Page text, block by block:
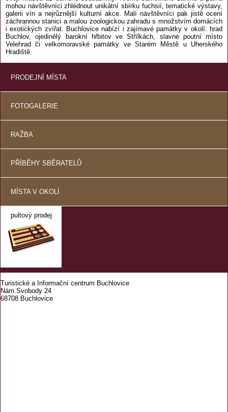
mohou návštěvníci zhlédnout unikátní sbírku fuchsií, tematické výstavy,
galerii vín a nejrůznější kulturní akce. Malí návštěvníci pak jistě ocení
záchrannou stanici a malou zoologickou zahradu s množstvím domácích
i exotických zvířat. Buchlovice nabízí i zajímavé památky v okolí: hrad
Buchlov, ojedinělý barokní hřbitov ve Střílkách, slavné poutní místo
Velehrad či velkomoravské památky ve Starém Městě u Uherského
Hradiště.
PRODEJNÍ MÍSTA
FOTOGALERIE
RAŽBA
PŘÍBĚHY SBĚRATELŮ
MÍSTA V OKOLÍ
pultový prodej
Turistické a Informační centrum Buchlovice
Nám.Svobody 24
68708 Buchlovice